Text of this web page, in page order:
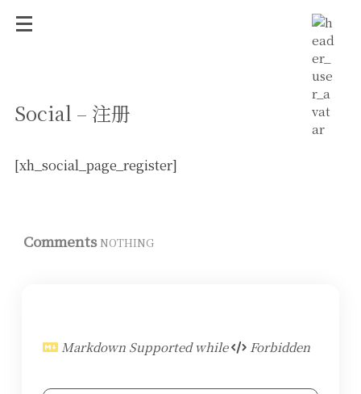
Social – 注册
[xh_social_page_register]
CommentsNOTHING
Markdown Supported while Forbidden